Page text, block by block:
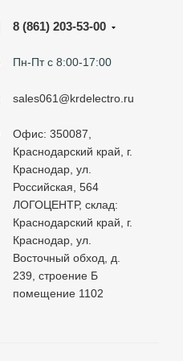
8 (861) 203-53-00
Пн-Пт с 8:00-17:00
sales061@krdelectro.ru
Офис: 350087,
Краснодарский край, г.
Краснодар, ул.
Российская, 564
ЛОГОЦЕНТР, склад:
Краснодарский край, г.
Краснодар, ул.
Восточный обход, д.
239, строение Б
помещение 1102